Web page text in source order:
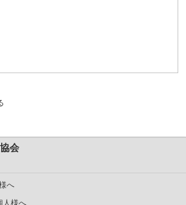
会
へ
人様へ